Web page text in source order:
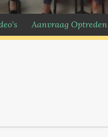
Aanvraag Optreden